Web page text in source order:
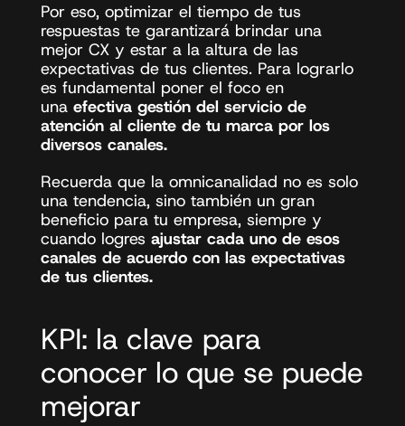
Por eso, optimizar el tiempo de tus
respuestas te garantizará brindar una
mejor CX y estar a la altura de las
expectativas de tus clientes. Para lograrlo
es fundamental poner el foco en
una efectiva gestión del servicio de
atención al cliente de tu marca por los
diversos canales.
Recuerda que la omnicanalidad no es solo
una tendencia, sino también un gran
beneficio para tu empresa, siempre y
cuando logres ajustar cada uno de esos
canales de acuerdo con las expectativas
de tus clientes.
KPI: la clave para
conocer lo que se puede
mejorar